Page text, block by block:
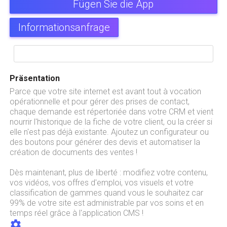
Fügen Sie die App
Informationsanfrage
Präsentation
Parce que votre site internet est avant tout à vocation
opérationnelle et pour gérer des prises de contact,
chaque demande est répertoriée dans votre CRM et vient
nourrir l'historique de la fiche de votre client, ou la créer si
elle n'est pas déjà existante. Ajoutez un configurateur ou
des boutons pour générer des devis et automatiser la
création de documents des ventes !
Dès maintenant, plus de liberté : modifiez votre contenu,
vos vidéos, vos offres d'emploi, vos visuels et votre
classification de gammes quand vous le souhaitez car
99% de votre site est administrable par vos soins et en
temps réel grâce à l'application CMS !